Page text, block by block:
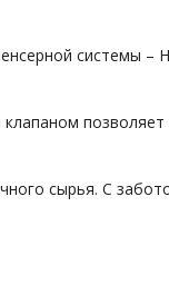
системы –
сырья. С